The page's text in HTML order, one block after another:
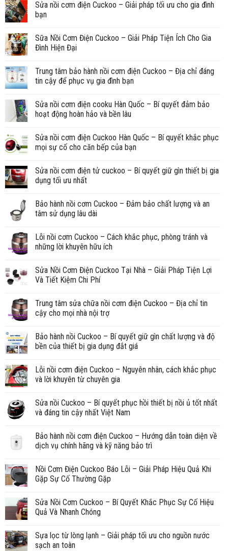
Sửa nồi cơm điện Cuckoo – Giải pháp tối ưu cho gia đình
bạn
Sữa Nồi Cơm Điện Cuckoo – Giải Pháp Tiện Ích Cho Gia
Đình Hiện Đại
Trung tâm bảo hành nồi cơm điện Cuckoo – Địa chỉ đáng
tin cậy để phục vụ gia đình bạn
Sửa nồi cơm điện cooku Hàn Quốc – Bí quyết đảm bảo
hoạt động hoàn hảo và bền lâu
Sửa nồi cơm điện Cuckoo Hàn Quốc – Bí quyết khắc phục
mọi sự cố cho căn bếp của bạn
Sửa nồi cơm điện tử cuckoo – Bí quyết giữ gìn thiết bị gia
dụng tối ưu nhất
Bảo hành nồi cơm Cuckoo – Đảm bảo chất lượng và an
tâm sử dụng lâu dài
Lỗi nồi cơm Cuckoo – Cách khắc phục, phòng tránh và
những lời khuyên hữu ích
Sửa Nồi Cơm Điện Cuckoo Tại Nhà – Giải Pháp Tiện Lợi
Và Tiết Kiệm Chi Phí
Trung tâm sửa chữa nồi cơm điện Cuckoo – Địa chỉ tin
cậy cho mọi nhà nội trợ
Bảo hành nồi Cuckoo – Bí quyết giữ gìn chất lượng và độ
bền của thiết bị gia dụng đắt giá
Lỗi nồi cơm điện Cuckoo – Nguyên nhân, cách khắc phục
và lời khuyên từ chuyên gia
Sửa nồi Cuckoo – Bí quyết phục hồi thiết bị nồi ủ tốt nhất
và đáng tin cậy nhất Việt Nam
Bảo hành nồi cơm điện Cuckoo – Hướng dẫn toàn diện về
dịch vụ chính hãng và kỹ năng bảo trì
Nồi Cơm Điện Cuckoo Báo Lỗi – Giải Pháp Hiệu Quả Khi
Gặp Sự Cố Thường Gặp
Sửa Nồi Cơm Cuckoo – Bí Quyết Khắc Phục Sự Cố Hiệu
Quả Và Nhanh Chóng
Sựa lọc từ lòng lạnh – Giải pháp tối ưu cho nguồn nước
sạch an toàn